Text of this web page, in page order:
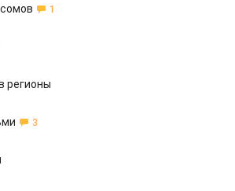
1
регионы
3